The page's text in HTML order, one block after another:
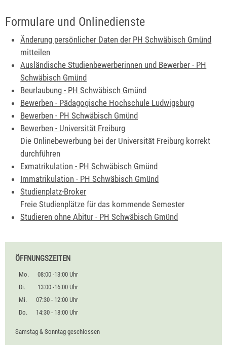
Formulare und Onlinedienste
Änderung persönlicher Daten der PH Schwäbisch Gmünd
mitteilen
Ausländische Studienbewerberinnen und Bewerber - PH
Schwäbisch Gmünd
Beurlaubung - PH Schwäbisch Gmünd
Bewerben - Pädagogische Hochschule Ludwigsburg
Bewerben - PH Schwäbisch Gmünd
Bewerben - Universität Freiburg
Die Onlinebewerbung bei der Universität Freiburg korrekt
durchführen
Exmatrikulation - PH Schwäbisch Gmünd
Immatrikulation - PH Schwäbisch Gmünd
Studienplatz-Broker
Freie Studienplätze für das kommende Semester
Studieren ohne Abitur - PH Schwäbisch Gmünd
ÖFFNUNGSZEITEN
Mo.
08:00 -13:00 Uhr
Di.
13:00 -16:00 Uhr
Mi.
07:30 - 12:00 Uhr
Do.
14:30 - 18:00 Uhr
Samstag & Sonntag geschlossen